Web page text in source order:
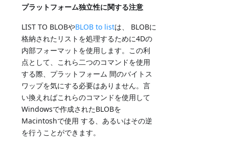
プラットフォーム独立性に関する注意
LIST TO BLOBやBLOB to listは、 BLOBに
格納されたリストを処理するために4Dの
内部フォーマットを使用します。この利
点として、これら二つのコマンドを使用
する際、プラットフォーム 間のバイトス
ワップを気にする必要はありません。言
い換えればこれらのコマンドを使用して
Windowsで作成されたBLOBを
Macintoshで使用 する、あるいはその逆
を行うことができます。